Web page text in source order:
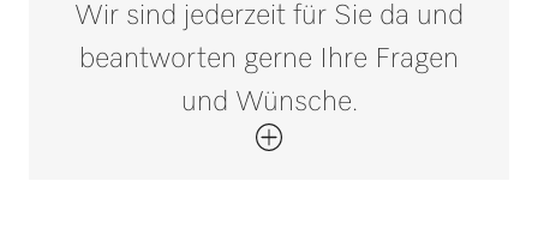
Wir sind jederzeit für Sie da und
beantworten gerne Ihre Fragen
und Wünsche.